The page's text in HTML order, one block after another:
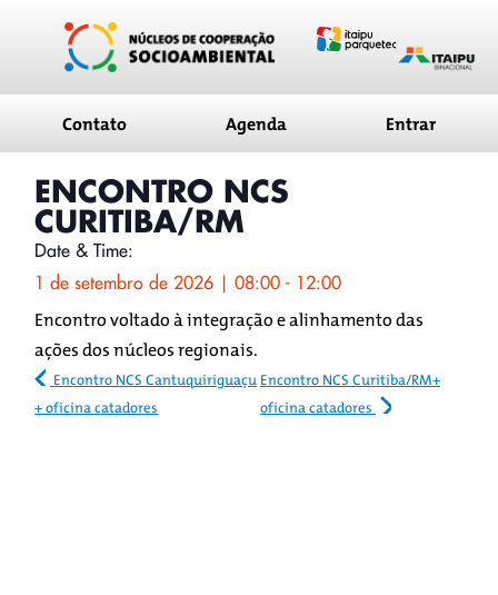
conteúdo
Contato Agenda Entrar
ENCONTRO NCS
CURITIBA/RM
Date & Time:
1 de setembro de 2026 |08:00 - 12:00
Encontro voltado à integração e alinhamento das
ações dos núcleos regionais.
Encontro NCS Cantuquiriguaçu
+ oficina catadores
Encontro NCS Curitiba/RM+
oficina catadores